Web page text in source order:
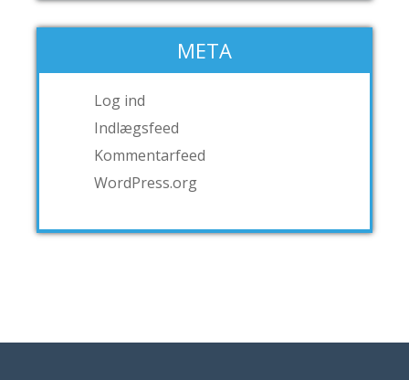
META
Log ind
Indlægsfeed
Kommentarfeed
WordPress.org